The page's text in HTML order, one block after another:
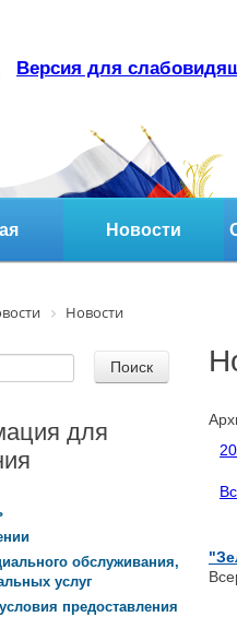
Версия для
Новости
Новости
для
обслуживания,
услуг
предоставления